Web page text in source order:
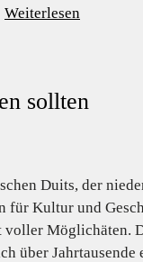
Weiterlesen
sollten
Duits, der
für Kultur und
voller Möglichäten.
über Jahrtausende